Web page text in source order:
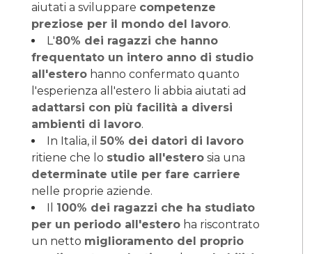
aiutati a sviluppare competenze
preziose per il mondo del lavoro.
L'80% dei ragazzi che hanno
frequentato un intero anno di studio
all'estero hanno confermato quanto
l'esperienza all'estero li abbia aiutati ad
adattarsi con più facilità a diversi
ambienti di lavoro.
In Italia, il 50% dei datori di lavoro
ritiene che lo studio all'estero sia una
determinate utile per fare carriere
nelle proprie aziende.
100% dei ragazzi che ha studiato
per un periodo all'estero ha riscontrato
un netto miglioramento del proprio